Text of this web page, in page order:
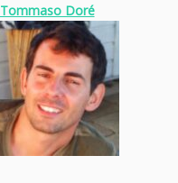
Tommaso Doré